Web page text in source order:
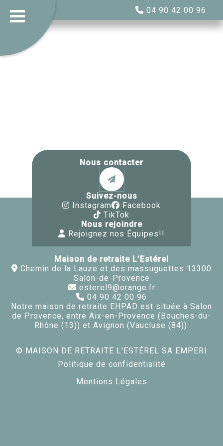
04 90 42 00 96
Maison de retraite L’Estérel
Chemin de la Lauze et des massuguettes 13300
Salon-de-Provence
esterel9@orange.fr
04 90 42 00 96
Notre maison de retraite EHPAD est située à Salon
de Provence, entre Aix-en-Provence (Bouches-du-
Rhône (13)) et Avignon (Vaucluse (84)).
© MAISON DE RETRAITE L'ESTÉREL SA EMPERI
Politique de confidentialité
Mentions Légales
Nous contacter
Suivez-nous
Instagram
Facebook
TikTok
Nous rejoindre
Rejoignez nos Équipes!!